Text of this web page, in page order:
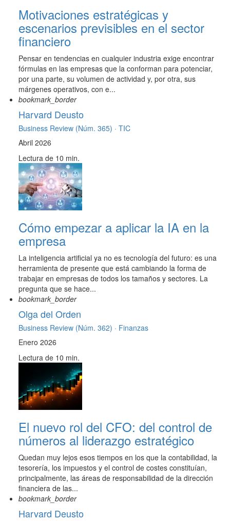
Motivaciones estratégicas y
escenarios previsibles en el sector
financiero
Pensar en tendencias en cualquier industria exige encontrar
fórmulas en las empresas que la conforman para potenciar,
por una parte, su volumen de actividad y, por otra, sus
márgenes operativos, con e...
bookmark_border
Harvard Deusto
Business Review (Núm. 365) · TIC
Abril 2026
Lectura de 10 min.
Cómo empezar a aplicar la IA en la
empresa
La inteligencia artificial ya no es tecnología del futuro: es una
herramienta de presente que está cambiando la forma de
trabajar en empresas de todos los tamaños y sectores. La
pregunta que se hace...
bookmark_border
Olga del Orden
Business Review (Núm. 362) · Finanzas
Enero 2026
Lectura de 10 min.
El nuevo rol del CFO: del control de
números al liderazgo estratégico
Quedan muy lejos esos tiempos en los que la contabilidad, la
tesorería, los impuestos y el control de costes constituían,
principalmente, las áreas de responsabilidad de la dirección
financiera de las...
bookmark_border
Harvard Deusto